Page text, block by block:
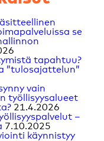
se
tapahtuu?
”tulosajattelun”
vain
työllisyysalueet
21.4.2026
–
7.10.2025
käynnistyy